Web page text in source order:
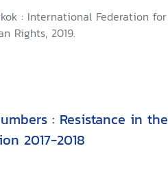
: International Federation for
Rights, 2019.
: Resistance in the
2017-2018